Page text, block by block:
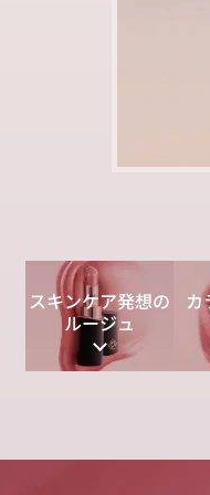
スキンケア発想の
ルージュ
カ